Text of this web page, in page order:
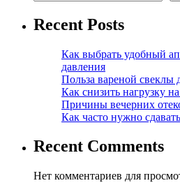
Recent Posts
Как выбрать удобный
давления
Польза вареной свеклы
Как снизить нагрузку
Причины вечерних
Как часто нужно
Recent Comments
Нет комментариев для